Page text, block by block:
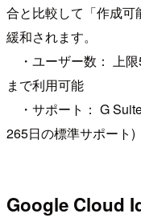
合と比較して「作成
緩和されます。
・ユーザー数： 上
まで利用可能
・サポート： G
265日の標準サポート)
Google Cloud